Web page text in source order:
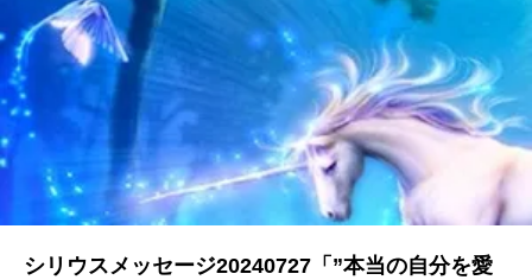
シリウスメッセージ20240727「”本当の自分を愛